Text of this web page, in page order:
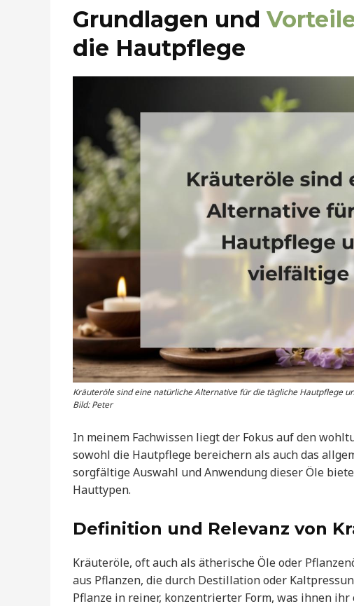
Grundlagen und
die Hautpflege
Kräuteröle sind eine natürliche Alternative für die tägliche Hautpflege
Bild: Peter
In meinem Fachwissen liegt der Fokus auf den
sowohl die Hautpflege bereichern als auch das
sorgfältige Auswahl und Anwendung dieser Öle
Hauttypen.
Definition und Relevanz von
Kräuteröle, oft auch als ätherische Öle oder
aus Pflanzen, die durch Destillation oder
Pflanze in reiner, konzentrierter Form, was ihnen